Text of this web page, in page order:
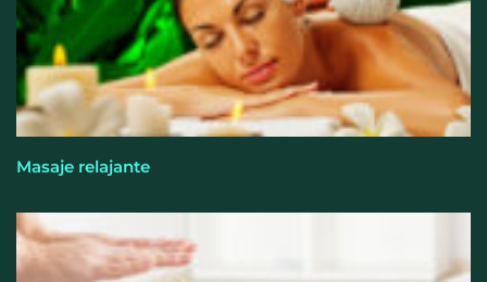
El entrenamiento femenino cambia de objetivo: la
fuerza y la salud ganan terreno a la clásica
Masaje relajante